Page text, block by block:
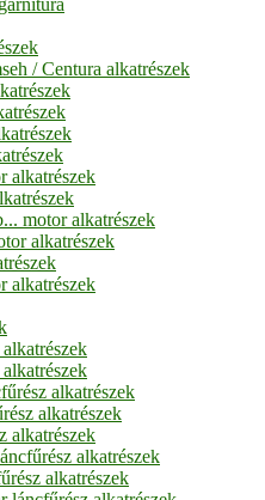
/ Centura alkatrészek
alkatrészek
motor alkatrészek
alkatrészek
alkatrészek
alkatrészek
alkatrészek
alkatrészek
alkatrészek
alkatrészek